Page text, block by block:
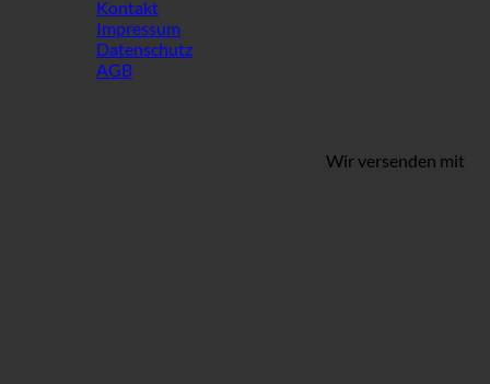
Kontakt
Impressum
Datenschutz
AGB
Wir versenden mit